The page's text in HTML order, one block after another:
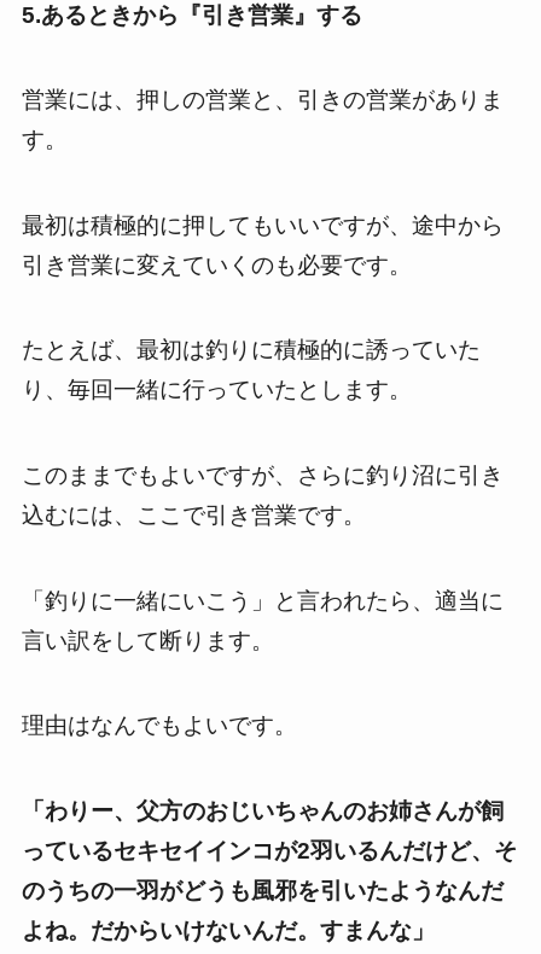
5.あるときから『引き営業』する
営業には、押しの営業と、引きの営業がありま
す。
最初は積極的に押してもいいですが、途中から
引き営業に変えていくのも必要です。
たとえば、最初は釣りに積極的に誘っていた
り、毎回一緒に行っていたとします。
このままでもよいですが、さらに釣り沼に引き
込むには、ここで引き営業です。
「釣りに一緒にいこう」と言われたら、適当に
言い訳をして断ります。
理由はなんでもよいです。
「わりー、父方のおじいちゃんのお姉さんが飼
っているセキセイインコが2羽いるんだけど、そ
のうちの一羽がどうも風邪を引いたようなんだ
よね。だからいけないんだ。すまんな」